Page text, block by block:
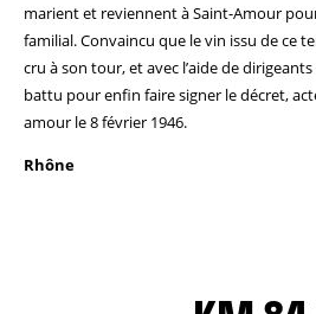
marient et reviennent à Saint-Amour
familial. Convaincu que le vin issu de ce
cru à son tour, et avec l’aide de dirigeants
battu pour enfin faire signer le décret,
amour le 8 février 1946.
Rhône